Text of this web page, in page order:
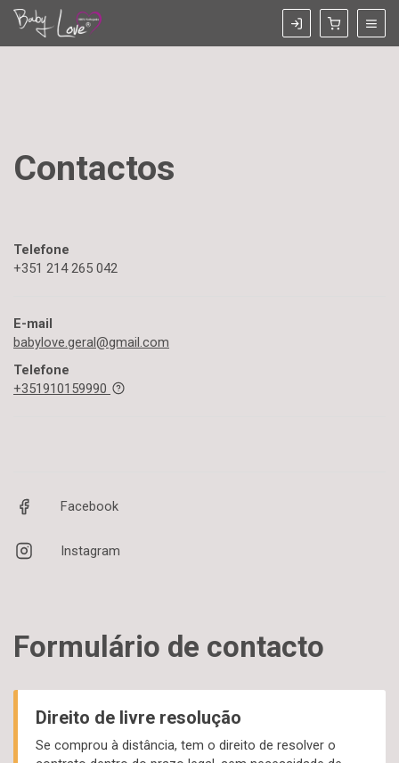
Contactos
Telefone
+351 214 265 042
E-mail
babylove.geral@gmail.com
Telefone
+351910159990
Facebook
Instagram
Formulário de contacto
Direito de livre resolução
Se comprou à distância, tem o direito de resolver o